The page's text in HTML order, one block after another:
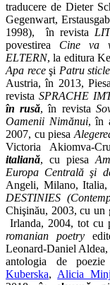
traducere de Dieter
Gegenwart,
1998), în revista
povestirea Cine va
ELTERN, la editura
Apa receşi Patru
Austria, în 2013,
revista SPRACHE
în rusă, în revista
Oamenii Nimănui, în
2007, cu piesa
Victoria Akiomva-
italiană, cu piesa
Europa Centrală şi
Angeli, Milano, Italia,
DESTINIES
Chişinău, 2003, cu un
Irlanda, 2004, tot
romanian poetry
Leonard-Daniel
antologia de poezie
Kuberska, ‎ Alicia